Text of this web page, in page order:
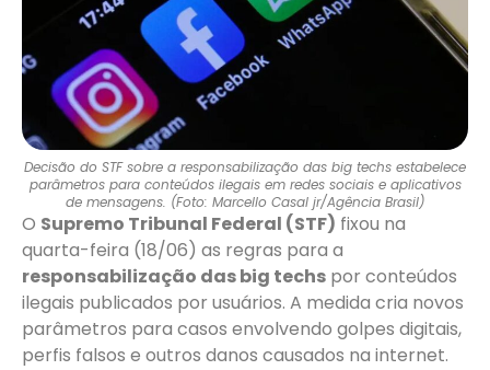
Decisão do STF sobre a responsabilização das big techs estabelece
parâmetros para conteúdos ilegais em redes sociais e aplicativos
de mensagens. (Foto: Marcello Casal jr/Agência Brasil)
O Supremo Tribunal Federal (STF) fixou na
quarta-feira (18/06) as regras para a
responsabilização das big techs por conteúdos
ilegais publicados por usuários. A medida cria novos
parâmetros para casos envolvendo golpes digitais,
perfis falsos e outros danos causados na internet.